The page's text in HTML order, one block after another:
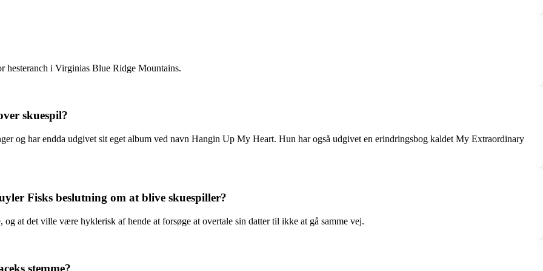
hesteranch i Virginias Blue Ridge Mountains.
skuespil?
og har endda udgivet sit eget album ved navn Hangin Up My Heart. Hun har også udgivet en erindringsbog kaldet My Extraordinary
Fisks beslutning om at blive skuespiller?
at det ville være hyklerisk af hende at forsøge at overtale sin datter til ikke at gå samme vej.